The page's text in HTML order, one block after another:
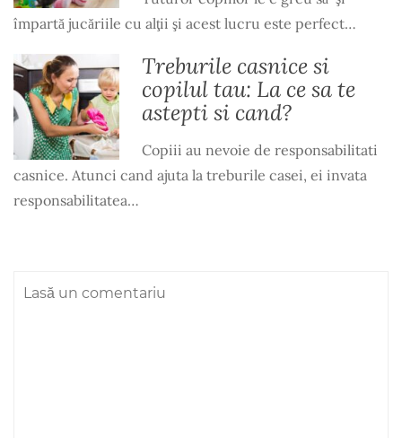
împartă jucăriile cu alţii şi acest lucru este perfect…
Treburile casnice si
copilul tau: La ce sa te
astepti si cand?
Copiii au nevoie de responsabilitati
casnice. Atunci cand ajuta la treburile casei, ei invata
responsabilitatea…